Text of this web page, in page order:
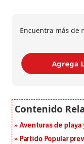
Encuentra más de
Agrega
Aventuras de playa
Partido Popular